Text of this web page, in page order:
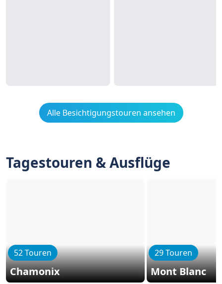
Alle Besichtigungstouren ansehen
Tagestouren & Ausflüge
52 Touren
Chamonix
29 Touren
Mont Blanc